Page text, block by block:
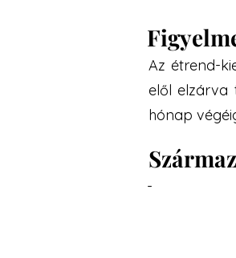
Az étrend-
elől elzárva
hónap
-